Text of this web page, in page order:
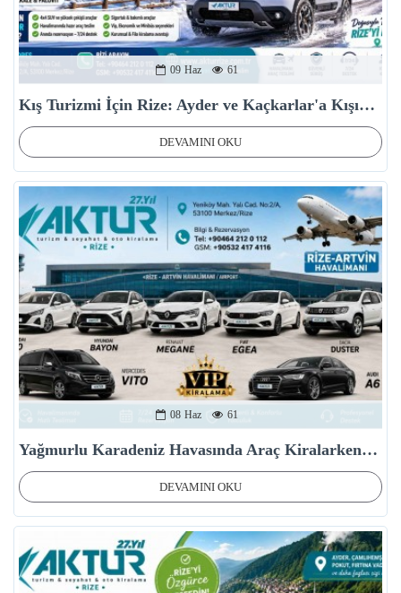
09 Haz 61
Kış Turizmi İçin Rize: Ayder ve Kaçkarlar'a Kışın Nasıl Gidilir?
DEVAMINI OKU
08 Haz 61
Yağmurlu Karadeniz Havasında Araç Kiralarken Dikkat Edilmesi Gerekenler
DEVAMINI OKU